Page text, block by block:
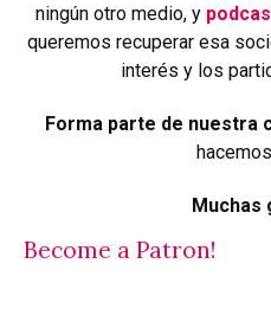
ningún otro medio, y
queremos recuperar esa
interés y los
Forma parte de nuestra
Muchas
Become a Patron!